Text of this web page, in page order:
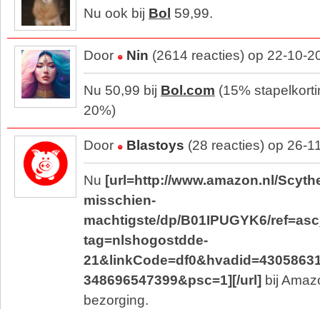
Nu ook bij Bol 59,99.
Door Nin (2614 reacties) op 22-10-
Nu 50,99 bij Bol.com (15%
20%)
Door Blastoys (28 reacties) op 26-
Nu [url=http://www.amazon.nl/
misschien-
machtigste/dp/B01IPUGYK6/
tag=nlshogostdde-
348696547399&psc=1][/url] bij
bezorging.